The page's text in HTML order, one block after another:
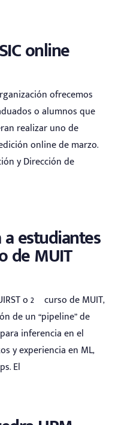
online
ofrecemos
o alumnos que
realizar uno de
online de marzo.
y Dirección de
estudiantes
de MUIT
o 2º curso de MUIT,
de un “pipeline” de
inferencia en el
y experiencia en ML,
El